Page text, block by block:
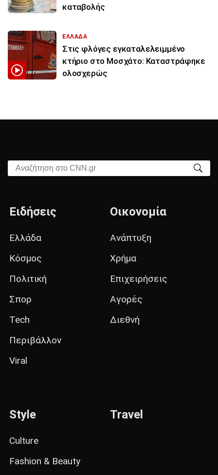
καταβολής
ΕΛΛΑΔΑ
Στις φλόγες εγκαταλελειμμένο
κτήριο στο Μοσχάτο: Καταστράφηκε
ολοσχερώς
Αναζήτηση στο CNN.gr
Ειδήσεις
Ελλάδα
Κόσμος
Πολιτική
Σπορ
Tech
Περιβάλλον
Viral
Οικονομία
Ανάπτυξη
Χρήμα
Επιχειρήσεις
Αγορές
Διεθνή
Style
Culture
Fashion & Beauty
Travel